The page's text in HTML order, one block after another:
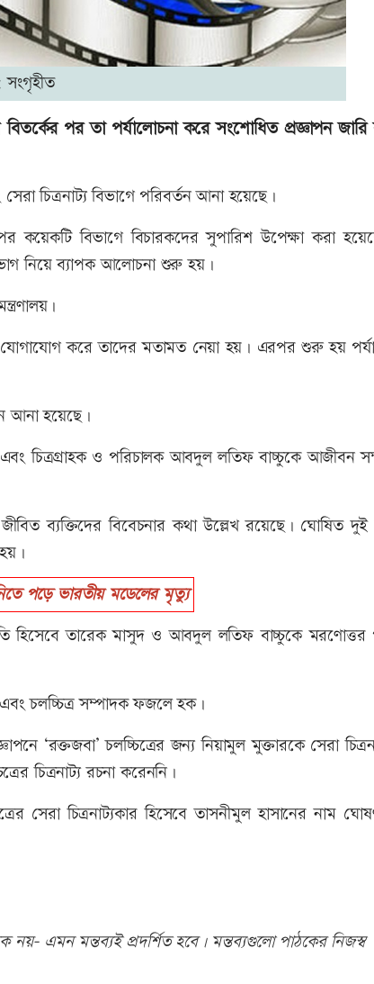
পর তা পর্যালোচনা করে সংশোধিত প্রজ্ঞাপন
চিত্রনাট্য বিভাগে পরিবর্তন আনা হয়েছে।
কয়েকটি বিভাগে বিচারকদের সুপারিশ উপেক্ষা করা
নিয়ে ব্যাপক আলোচনা শুরু হয়।
যোগাযোগ করে তাদের মতামত নেয়া হয়। এরপর শুরু হয়
আনা হয়েছে।
এবং চিত্রগ্রাহক ও পরিচালক আবদুল লতিফ বাচ্চুকে আজীবন
ব্যক্তিদের বিবেচনার কথা উল্লেখ রয়েছে। ঘোষিত দুই
পড়ে ভারতীয় মডেলের মৃত্যু
হিসেবে তারেক মাসুদ ও আবদুল লতিফ বাচ্চুকে মরণোত্তর
চলচ্চিত্র সম্পাদক ফজলে হক।
‘রক্তজবা’ চলচ্চিত্রের জন্য নিয়ামুল মুক্তারকে সেরা
চিত্রনাট্য রচনা করেননি।
সেরা চিত্রনাট্যকার হিসেবে তাসনীমুল হাসানের নাম
এমন মন্তব্যই প্রদর্শিত হবে। মন্তব্যগুলো পাঠকের নিজস্ব